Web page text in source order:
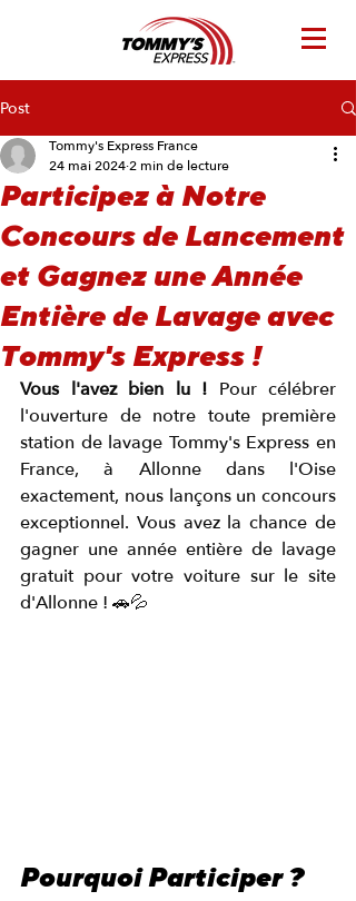
Post
Participez à Notre
Concours de Lancement
et Gagnez une Année
Entière de Lavage avec
Tommy's Express !
Tommy's Express France
24 mai 20242 min de lecture
Vous l'avez bien lu ! Pour célébrer
l'ouverture de notre toute première
station de lavage Tommy's Express en
France, à Allonne dans l'Oise
exactement, nous lançons un concours
exceptionnel. Vous avez la chance de
gagner une année entière de lavage
gratuit pour votre voiture sur le site
d'Allonne ! 🚗💦
Pourquoi Participer ?